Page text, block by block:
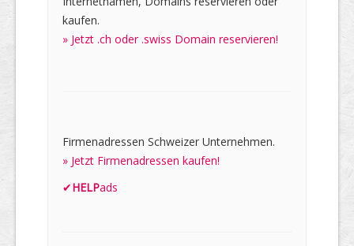
kaufen.
» Jetzt .ch oder .swiss Domain reservieren!
Firmenadressen Schweizer Unternehmen.
» Jetzt Firmenadressen kaufen!
✔HELPads